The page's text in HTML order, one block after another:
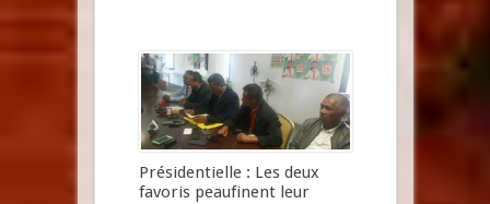
Présidentielle : Les deux
favoris peaufinent leur